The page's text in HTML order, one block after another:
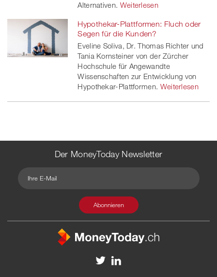
Alternativen. Weiterlesen
Hypothekar-Plattformen: Fluch oder
Segen für die Kunden?
Eveline Soliva, Dr. Thomas Richter und
Tania Kornsteiner von der Zürcher
Hochschule für Angewandte
Wissenschaften zur Entwicklung von
Hypothekar-Plattformen. Weiterlesen
Der MoneyToday Newsletter